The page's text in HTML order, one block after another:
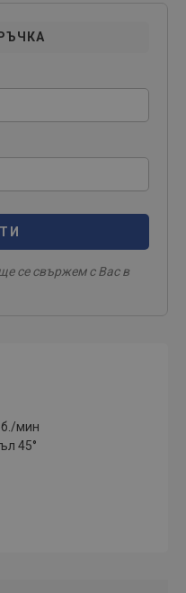
се свържем с Вас в
мин
45°